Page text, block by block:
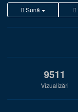
Sună
9511
Vizualizări